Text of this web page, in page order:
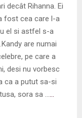
decât Rihanna. Ei
fost cea care l-a
el si astfel s-a
are numai
pe care a
desi nu vorbesc
ca a putut sa-si
sora sa …